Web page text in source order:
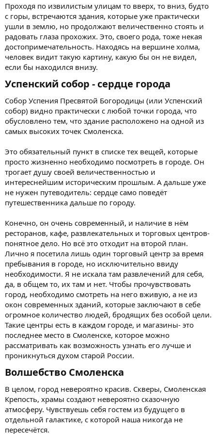
Проходя по извилистым улицам то вверх, то вниз, будто
с горы, встречаются здания, которые уже практически
ушли в землю, но продолжают величественно стоять и
радовать глаза прохожих. Это, своего рода, тоже некая
достопримечательность. Находясь на вершине холма,
человек видит такую картину, какую бы он не видел,
если бы находился внизу.
Успенский собор - сердце города​
Собор Успения Пресвятой Богородицы (или Успенский
собор) видно практически с любой точки города, что
обусловлено тем, что здание расположено на одной из
самых высоких точек Смоленска.
Это обязательный пункт в списке тех вещей, которые
просто жизненно необходимо посмотреть в городе. Он
трогает душу своей величественностью и
интереснейшим историческим прошлым. А дальше уже
не нужен путеводитель: сердце само поведёт
путешественника дальше по городу.
Конечно, он очень современный, и наличие в нём
ресторанов, кафе, развлекательных и торговых центров-
понятное дело. Но всё это отходит на второй план.
Лично я посетила лишь один торговый центр за время
пребывания в городе, но исключительно ввиду
необходимости. Я не искала там развлечений для себя,
да, в общем то, их там и нет. Чтобы прочувствовать
город, необходимо смотреть на него вживую, а не из
окон современных зданий, которые заключают в себе
огромное количество людей, бродящих без особой цели.
Такие центры есть в каждом городе, и магазины- это
последнее место в Смоленске, которое можно
рассматривать как возможность узнать его лучше и
проникнуться духом старой России.
Волшебство Смоленска​
В целом, город невероятно красив. Скверы, Смоленская
Крепость, храмы создают невероятно сказочную
атмосферу. Чувствуешь себя гостем из будущего в
отдельной галактике, с которой наша никогда не
пересечётся.